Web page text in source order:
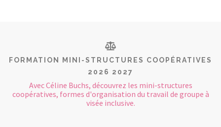
FORMATION MINI-STRUCTURES COOPÉRATIVES
2026 2027
Avec Céline Buchs, découvrez les mini-structures
coopératives, formes d'organisation du travail de groupe à
visée inclusive.